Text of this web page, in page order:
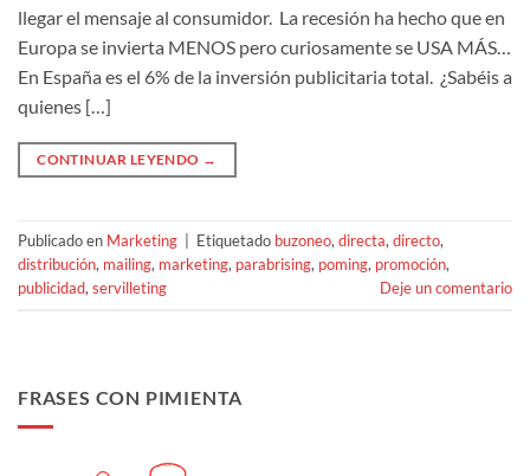
llegar el mensaje al consumidor. La recesión ha hecho que en
Europa se invierta MENOS pero curiosamente se USA MÁS…
En España es el 6% de la inversión publicitaria total. ¿Sabéis a
quienes […]
CONTINUAR LEYENDO →
Publicado en Marketing Etiquetado buzoneo,directa,directo,
distribución, mailing, marketing, parabrising, poming, promoción,
publicidad,servilleting Deje un comentario
FRASES CON PIMIENTA